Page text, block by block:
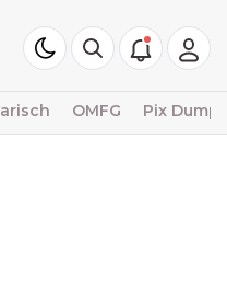
OMFG Pix Dump